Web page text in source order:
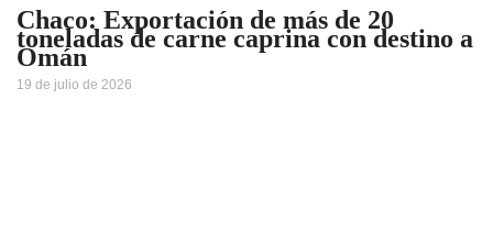
Chaco: Exportación de más de 20
toneladas de carne caprina con destino a
Omán
19 de julio de 2026